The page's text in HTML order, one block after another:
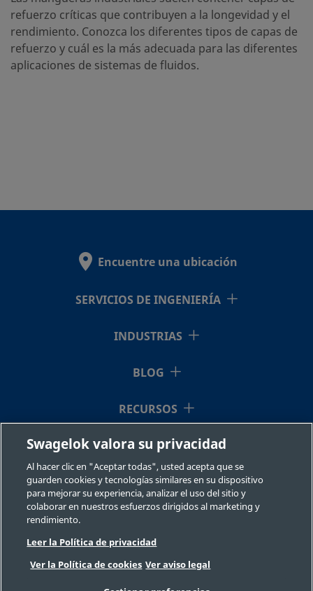
refuerzo críticas que contribuyen a la longevidad y el
rendimiento. Conozca los diferentes tipos de capas de
refuerzo y cuál es la más adecuada para las diferentes
aplicaciones de sistemas de fluidos.
Encuentre una ubicación
SERVICIOS DE INGENIERÍA
INDUSTRIAS
BLOG
RECURSOS
QUIÉNES SOMOS
©2026 Swagelok Company. Todos los derechos reservados.
Selección fiable de un componente
Privacidad
Legal Imprimir
Swagelok valora su privacidad
Al hacer clic en "Aceptar todas", usted acepta que se
guarden cookies y tecnologías similares en su dispositivo
para mejorar su experiencia, analizar el uso del sitio y
colaborar en nuestros esfuerzos dirigidos al marketing y
rendimiento.
Leer la Política de privacidad
Ver la Política de cookies Ver aviso legal